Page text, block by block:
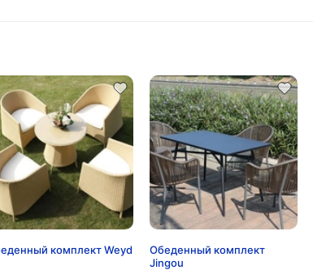
комплект Weyd
Обеденный комплект
Jingou